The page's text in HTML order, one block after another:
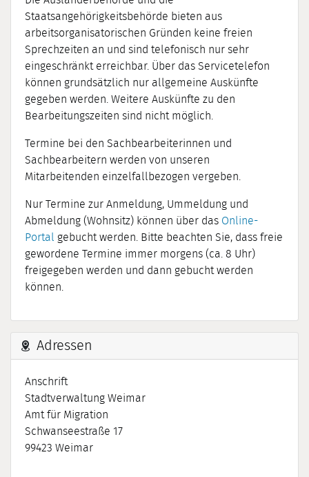
Staatsangehörigkeitsbehörde bieten aus
arbeitsorganisatorischen Gründen keine freien
Sprechzeiten an und sind telefonisch nur sehr
eingeschränkt erreichbar. Über das Servicetelefon
können grundsätzlich nur allgemeine Auskünfte
gegeben werden. Weitere Auskünfte zu den
Bearbeitungszeiten sind nicht möglich.
Termine bei den Sachbearbeiterinnen und
Sachbearbeitern werden von unseren
Mitarbeitenden einzelfallbezogen vergeben.
Nur Termine zur Anmeldung, Ummeldung und
Abmeldung (Wohnsitz) können über das Online-
Portal gebucht werden. Bitte beachten Sie, dass freie
gewordene Termine immer morgens (ca. 8 Uhr)
freigegeben werden und dann gebucht werden
können.
Adressen
Anschrift
Stadtverwaltung Weimar
Amt für Migration
Schwanseestraße 17
99423 Weimar